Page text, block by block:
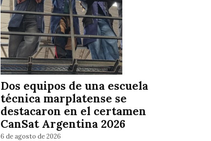
Dos equipos de una escuela
técnica marplatense se
destacaron en el certamen
CanSat Argentina 2026
6 de agosto de 2026